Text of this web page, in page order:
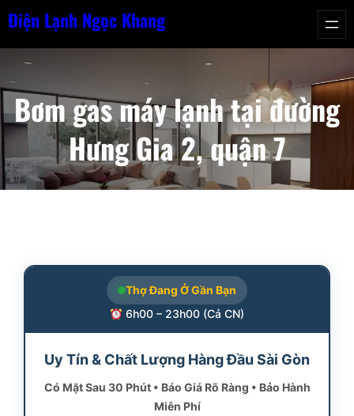
Chuyển
nội
dung
Điện Lạnh Ngọc Khang
Bơm gas máy lạnh tại đường
Hưng Gia 2, quận 7
Thợ Đang Ở Gần Bạn
6h00 – 23h00 (Cả CN)
Uy Tín & Chất Lượng Hàng Đầu Sài Gòn
Có Mặt Sau 30 Phút • Báo Giá Rõ Ràng • Bảo Hành
Miễn Phí